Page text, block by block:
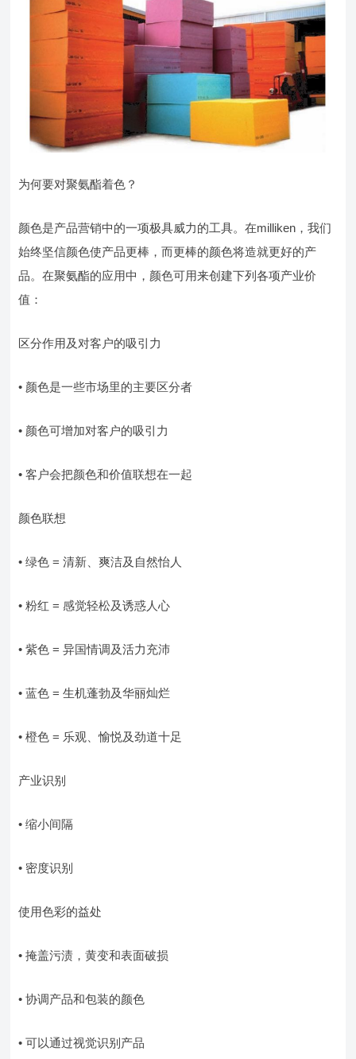
为何要对聚氨酯着色？
颜色是产品营销中的一项极具威力的工具。在milliken，我们
始终坚信颜色使产品更棒，而更棒的颜色将造就更好的产
品。在聚氨酯的应用中，颜色可用来创建下列各项产业价
值：
区分作用及对客户的吸引力
• 颜色是一些市场里的主要区分者
• 颜色可增加对客户的吸引力
• 客户会把颜色和价值联想在一起
颜色联想
• 绿色 = 清新、爽洁及自然怡人
• 粉红 = 感觉轻松及诱惑人心
• 紫色 = 异国情调及活力充沛
• 蓝色 = 生机蓬勃及华丽灿烂
• 橙色 = 乐观、愉悦及劲道十足
产业识别
• 缩小间隔
• 密度识别
使用色彩的益处
• 掩盖污渍，黄变和表面破损
• 协调产品和包装的颜色
• 可以通过视觉识别产品